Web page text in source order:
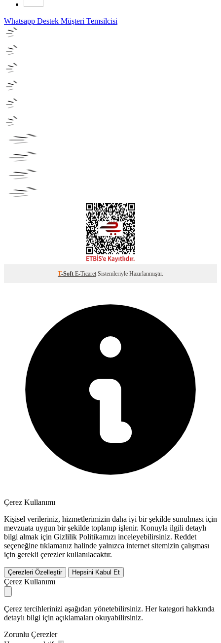
Whatsapp Destek Müşteri Temsilcisi
T-Soft E-Ticaret Sistemleriyle Hazırlanmıştır.
Çerez Kullanımı
Kişisel verileriniz, hizmetlerimizin daha iyi bir şekilde sunulması için
mevzuata uygun bir şekilde toplanıp işlenir. Konuyla ilgili detaylı
bilgi almak için Gizlilik Politikamızı inceleyebilirsiniz. Reddet
seçeneğine tıklamanız halinde yalnızca internet sitemizin çalışması
için gerekli çerezler kullanılacaktır.
Çerezleri Özelleştir Hepsini Kabul Et
Çerez Kullanımı
Çerez tercihlerinizi aşağıdan yönetebilirsiniz. Her kategori hakkında
detaylı bilgi için açıklamaları okuyabilirsiniz.
Zorunlu Çerezler